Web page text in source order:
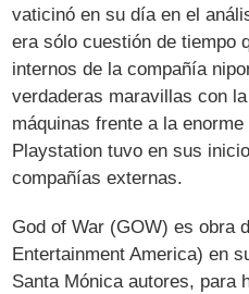
vaticinó en su día en el
era sólo cuestión de tiempo
internos de la compañía
verdaderas maravillas con
máquinas frente a la
Playstation tuvo en sus
compañías externas.
God of War (GOW) es obra
Entertainment America) en
Santa Mónica autores, para